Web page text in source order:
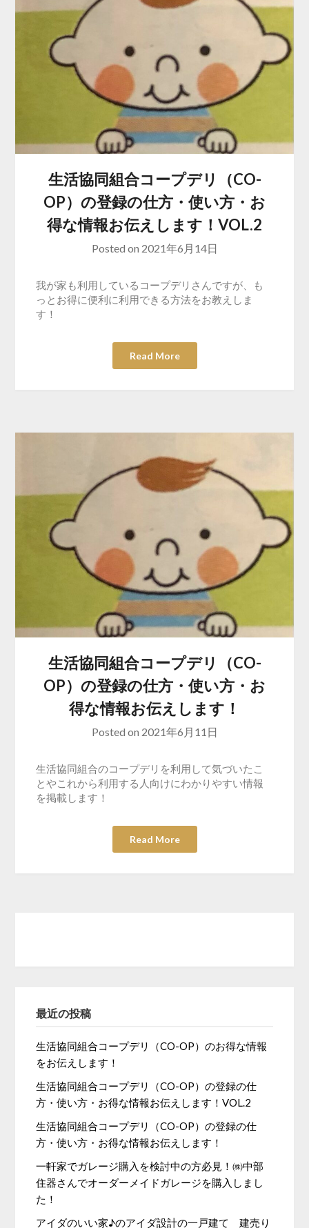
生活協同組合コープデリ（CO-
OP）の登録の仕方・使い方・お
得な情報お伝えします！VOL.2
Posted on 2021年6月14日
我が家も利用しているコープデリさんですが、も
っとお得に便利に利用できる方法をお教えしま
す！
Read More
生活協同組合コープデリ（CO-
OP）の登録の仕方・使い方・お
得な情報お伝えします！
Posted on 2021年6月11日
生活協同組合のコープデリを利用して気づいたこ
とやこれから利用する人向けにわかりやすい情報
を掲載します！
Read More
最近の投稿
生活協同組合コープデリ（CO-OP）のお得な情報
をお伝えします！
生活協同組合コープデリ（CO-OP）の登録の仕
方・使い方・お得な情報お伝えします！VOL.2
生活協同組合コープデリ（CO-OP）の登録の仕
方・使い方・お得な情報お伝えします！
一軒家でガレージ購入を検討中の方必見！㈱中部
住器さんでオーダーメイドガレージを購入しまし
た！
アイダのいい家♪のアイダ設計の一戸建て 建売り